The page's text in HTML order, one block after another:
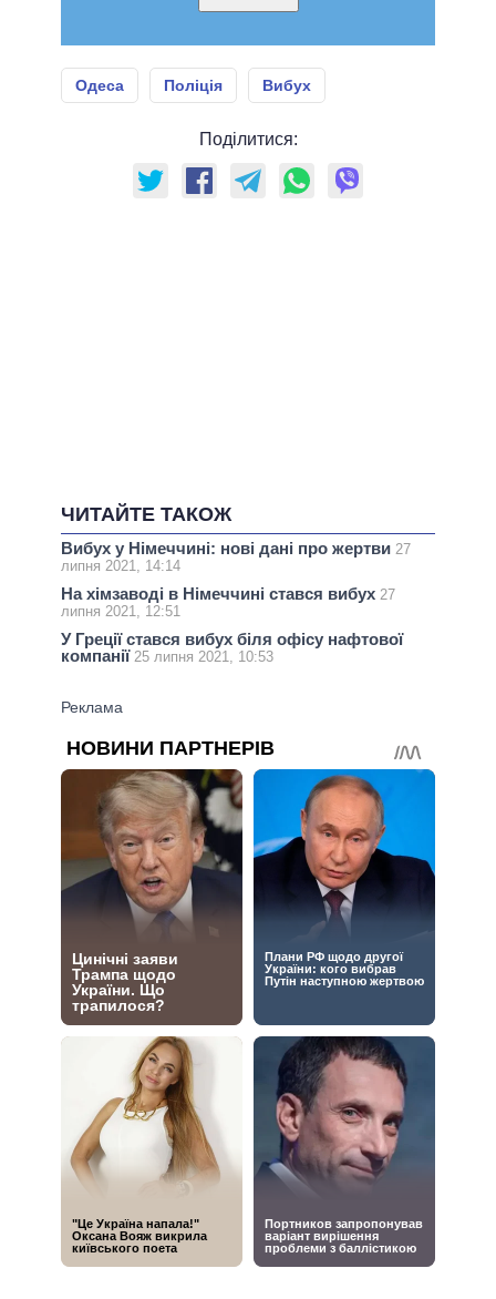
Одеса Поліція Вибух
Поділитися:
ЧИТАЙТЕ ТАКОЖ
Вибух у Німеччині: нові дані про жертви 27
липня 2021, 14:14
На хімзаводі в Німеччині стався вибух 27
липня 2021, 12:51
У Греції стався вибух біля офісу нафтової
компанії 25 липня 2021, 10:53